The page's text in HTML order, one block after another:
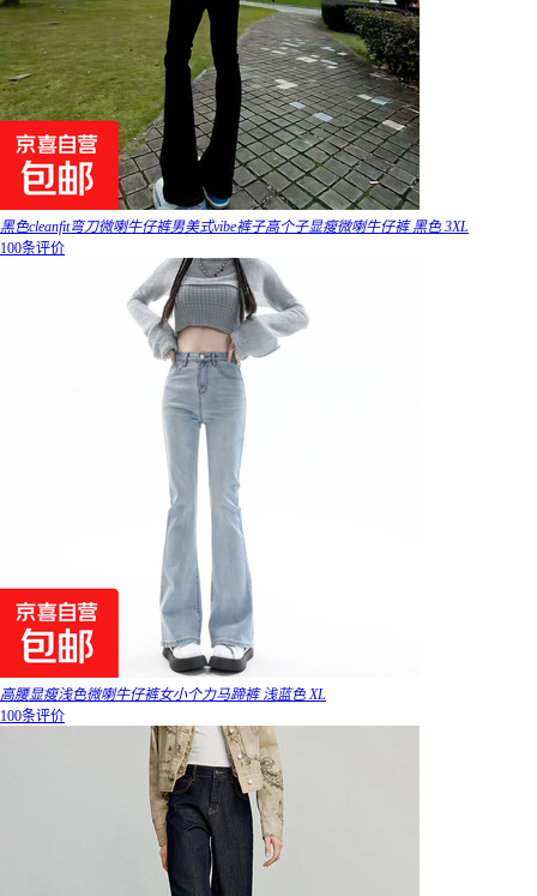
黑色cleanfit弯刀微喇牛仔裤男美式vibe裤子高个子显瘦微喇牛仔裤 黑色 3XL
100条评价
高腰显瘦浅色微喇牛仔裤女小个力马蹄裤 浅蓝色 XL
100条评价